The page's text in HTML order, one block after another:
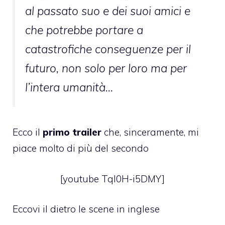
al passato suo e dei suoi amici e
che potrebbe portare a
catastrofiche conseguenze per il
futuro, non solo per loro ma per
l’intera umanità…
Ecco il primo trailer che, sinceramente, mi
piace molto di più del secondo
[youtube TqI0H-i5DMY]
Eccovi il dietro le scene in inglese